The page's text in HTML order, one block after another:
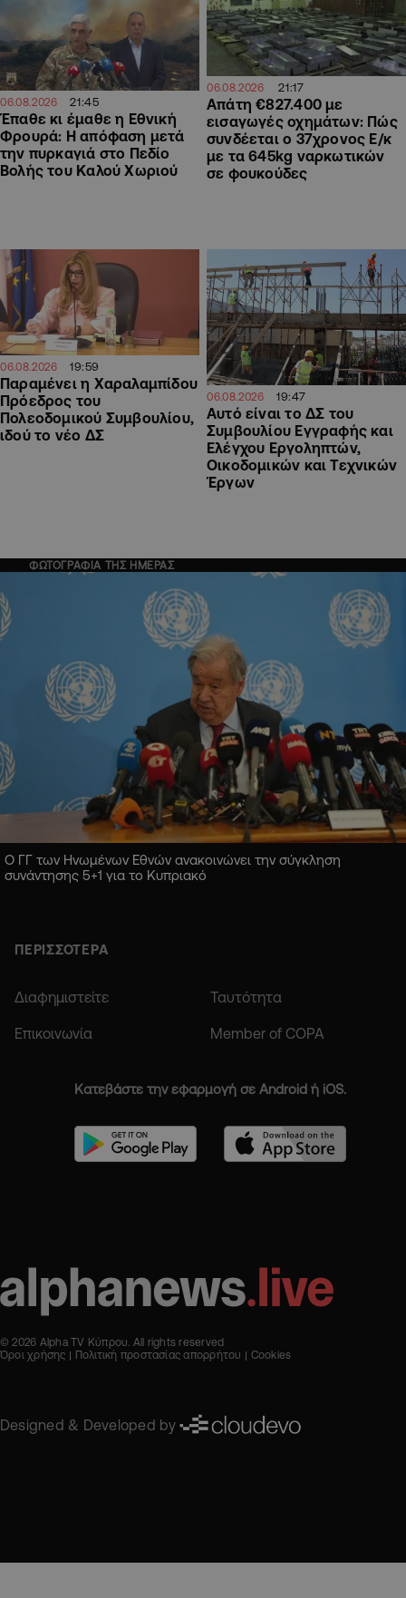
06.08.2026 21:45
Έπαθε κι έμαθε η Εθνική
Φρουρά: Η απόφαση μετά
την πυρκαγιά στο Πεδίο
Βολής του Καλού Χωριού
06.08.2026 21:17
Απάτη €827.400 με
εισαγωγές οχημάτων: Πώς
συνδέεται ο 37χρονος Ε/κ
με τα 645kg ναρκωτικών
σε φουκούδες
06.08.2026 19:59
Παραμένει η Χαραλαμπίδου
Πρόεδρος του
Πολεοδομικού Συμβουλίου,
ιδού το νέο ΔΣ
06.08.2026 19:47
Αυτό είναι το ΔΣ του
Συμβουλίου Εγγραφής και
Ελέγχου Εργοληπτών,
Οικοδομικών και Τεχνικών
Έργων
ΦΩΤΟΓΡΑΦΙΑ ΤΗΣ ΗΜΕΡΑΣ
Ο ΓΓ των Ηνωμένων Εθνών ανακοινώνει την σύγκληση
συνάντησης 5+1 για το Κυπριακό
ΠΕΡΙΣΣΟΤΕΡΑ
Διαφημιστείτε Ταυτότητα
Επικοινωνία Member of COPA
Κατεβάστε την εφαρμογή σε Android ή iOS.
© 2026 Alpha TV Κύπρου. All rights reserved
Όροι χρήσης
Πολιτική προστασίας απορρήτου Cookies
Designed & Developed by